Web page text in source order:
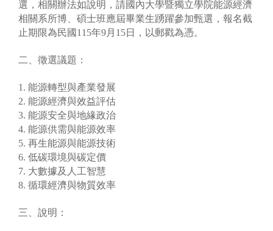
選，相關辦法如說明，請國內大學暨獨立學院能源經濟
相關系所博、碩士班應屆畢業生踴躍參加甄選，報名截
止期限為民國115年9月15日，以郵戳為憑。
二、徵選議題：
1. 能源轉型與產業發展
2. 能源經濟與效益評估
3. 能源安全與地緣政治
4. 能源供需與能源效率
5. 再生能源與能源技術
6. 低碳環境與碳定價
7. 大數據及人工智慧
8. 循環經濟與物質效率
三、說明：